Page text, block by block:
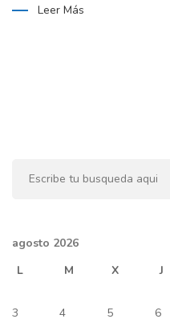
Leer Más
agosto 2026
L
M X J
3
4 5 6